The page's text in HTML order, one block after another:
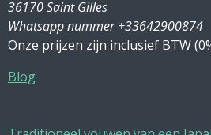
36170 Saint Gilles
Whatsapp nummer +33642900874
Onze prijzen zijn inclusief BTW
Blog